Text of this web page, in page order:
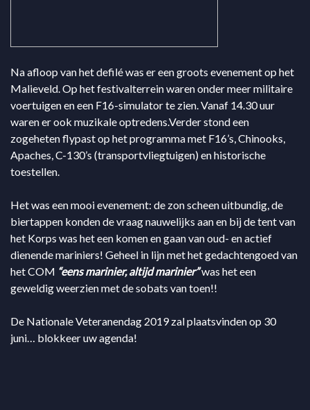
Na afloop van het defilé was er een groots evenement op het
Malieveld. Op het festivalterrein waren onder meer militaire
voertuigen en een F16-simulator te zien. Vanaf 14.30 uur
waren er ook muzikale optredens.Verder stond een
zogeheten flypast op het programma met F16’s, Chinooks,
Apaches, C-130’s (transportvliegtuigen) en historische
toestellen.
Het was een mooi evenement: de zon scheen uitbundig, de
biertappen konden de vraag nauwelijks aan en bij de tent van
het Korps was het een komen en gaan van oud- en actief
dienende mariniers! Geheel in lijn met het gedachtengoed van
het COM “eens marinier, altijd marinier”was het een
geweldig weerzien met de sobats van toen!!
De Nationale Veteranendag 2019 zal plaatsvinden op 30
juni… blokkeer uw agenda!